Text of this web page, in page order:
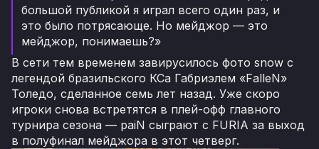
большой публикой я играл всего один раз, и
это было потрясающе. Но мейджор — это
мейджор, понимаешь?»
В сети тем временем завирусилось фото snow с
легендой бразильского КСа Габриэлем «FalleN»
Толедо, сделанное семь лет назад. Уже скоро
игроки снова встретятся в плей-офф главного
турнира сезона — paiN сыграют с FURIA за выход
в полуфинал мейджора в этот четверг.